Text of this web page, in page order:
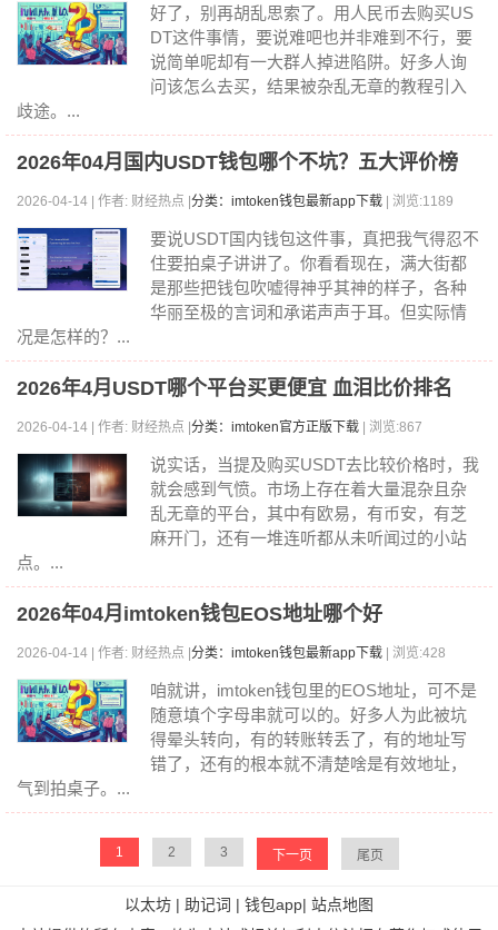
好了，别再胡乱思索了。用人民币去购买US
DT这件事情，要说难吧也并非难到不行，要
说简单呢却有一大群人掉进陷阱。好多人询
问该怎么去买，结果被杂乱无章的教程引入
歧途。...
2026年04月国内USDT钱包哪个不坑？五大评价榜
2026-04-14 | 作者: 财经热点 | 分类：imtoken钱包最新app下载 | 浏览:1189
要说USDT国内钱包这件事，真把我气得忍不
住要拍桌子讲讲了。你看看现在，满大街都
是那些把钱包吹嘘得神乎其神的样子，各种
华丽至极的言词和承诺声声于耳。但实际情
况是怎样的？...
2026年4月USDT哪个平台买更便宜 血泪比价排名
2026-04-14 | 作者: 财经热点 | 分类：imtoken官方正版下载 | 浏览:867
说实话，当提及购买USDT去比较价格时，我
就会感到气愤。市场上存在着大量混杂且杂
乱无章的平台，其中有欧易，有币安，有芝
麻开门，还有一堆连听都从未听闻过的小站
点。...
2026年04月imtoken钱包EOS地址哪个好
2026-04-14 | 作者: 财经热点 | 分类：imtoken钱包最新app下载 | 浏览:428
咱就讲，imtoken钱包里的EOS地址，可不是
随意填个字母串就可以的。好多人为此被坑
得晕头转向，有的转账转丢了，有的地址写
错了，还有的根本就不清楚啥是有效地址，
气到拍桌子。...
1 2 3 下一页 尾页
以太坊 | 助记词 | 钱包app| 站点地图